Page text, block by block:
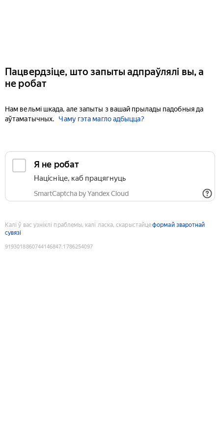
Пацвердзіце, што запыты адпраўлялі вы, а
не робат
Нам вельмі шкада, але запыты з вашай прылады падобныя да
аўтаматычных.
Чаму гэта магло адбыцца?
Я не робат
Націсніце, каб працягнуць
SmartCaptcha by Yandex Cloud
Калі ў вас узніклі праблемы, калі ласка, скарыстайцеформай зваротнай
сувязі
9193018860744146847:1786254097